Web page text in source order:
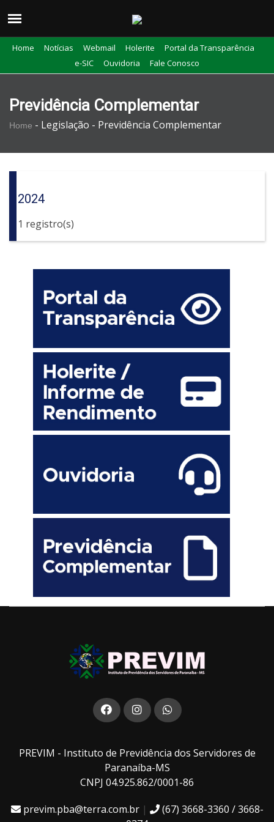
Home Notícias Webmail Holerite
Portal da Transparência
e-SIC
Ouvidoria Fale Conosco
Previdência Complementar
Home - Legislação - Previdência Complementar
2024
1 registro(s)
PREVIM - Instituto de Previdência dos Servidores de
Paranaíba-MS
CNPJ 04.925.862/0001-86
previm.pba@terra.com.br|
(67) 3668-3360 / 3668-